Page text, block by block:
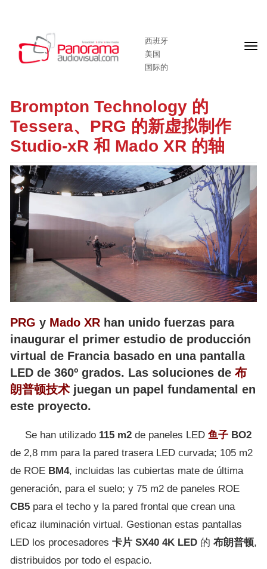
西班牙
美国
国际的
头
Brompton Technology 的
Tessera、PRG 的新虚拟制作
Studio-xR 和 Mado XR 的轴
PRG y Mado XR han unido fuerzas para
inaugurar el primer estudio de producción
virtual de Francia basado en una pantalla
LED de 360º grados. Las soluciones de 布
朗普顿技术 juegan un papel fundamental en
este proyecto.
Se han utilizado 115 m2 de paneles LED 鱼子 BO2
de 2,8 mm para la pared trasera LED curvada; 105 m2
de ROE BM4, incluidas las cubiertas mate de última
generación, para el suelo; y 75 m2 de paneles ROE
CB5 para el techo y la pared frontal que crean una
eficaz iluminación virtual. Gestionan estas pantallas
LED los procesadores 卡片 SX40 4K LED 的 布朗普顿,
distribuidos por todo el espacio.